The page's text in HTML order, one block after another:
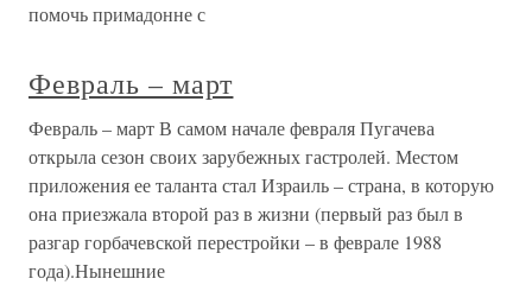
помочь примадонне с
Февраль – март
Февраль – март В самом начале февраля Пугачева
открыла сезон своих зарубежных гастролей. Местом
приложения ее таланта стал Израиль – страна, в которую
она приезжала второй раз в жизни (первый раз был в
разгар горбачевской перестройки – в феврале 1988
года).Нынешние